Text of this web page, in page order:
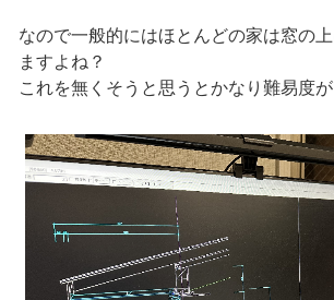
なので一般的にはほとんどの家は窓の
ますよね？
これを無くそうと思うとかなり難易度が